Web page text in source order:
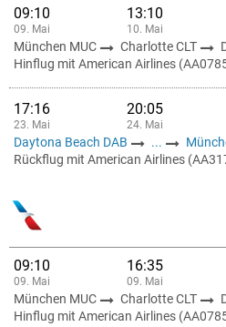
09:10
09. Mai
13:10
10. Mai
München MUC Charlotte CLT
Hinflug mit American Airlines
17:16
23. Mai
20:05
24. Mai
Daytona Beach DAB ...
Rückflug mit American Airlines
09:10
09. Mai
16:35
09. Mai
München MUC Charlotte CLT
Hinflug mit American Airlines